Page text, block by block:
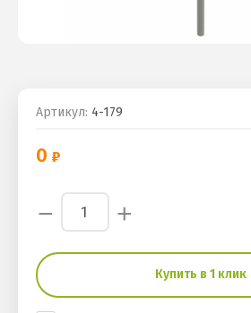
Артикул: 4-179
0
− +
Купить в 1 клик